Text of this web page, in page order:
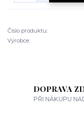
Číslo produktu:
Výrobce:
DOPRAVA
PŘI NÁKUPU